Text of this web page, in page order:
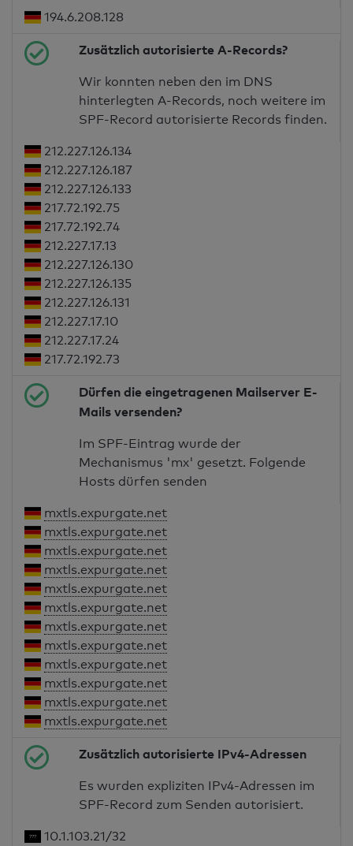
194.6.208.128
Zusätzlich autorisierte A-Records?
Wir konnten neben den im DNS
hinterlegten A-Records, noch weitere im
SPF-Record autorisierte Records finden.
212.227.126.134
212.227.126.187
212.227.126.133
217.72.192.75
217.72.192.74
212.227.17.13
212.227.126.130
212.227.126.135
212.227.126.131
212.227.17.10
212.227.17.24
217.72.192.73
Dürfen die eingetragenen Mailserver E-
Mails versenden?
Im SPF-Eintrag wurde der
Mechanismus 'mx' gesetzt. Folgende
Hosts dürfen senden
mxtls.expurgate.net
mxtls.expurgate.net
mxtls.expurgate.net
mxtls.expurgate.net
mxtls.expurgate.net
mxtls.expurgate.net
mxtls.expurgate.net
mxtls.expurgate.net
mxtls.expurgate.net
mxtls.expurgate.net
mxtls.expurgate.net
mxtls.expurgate.net
Zusätzlich autorisierte IPv4-Adressen
Es wurden expliziten IPv4-Adressen im
SPF-Record zum Senden autorisiert.
10.1.103.21/32